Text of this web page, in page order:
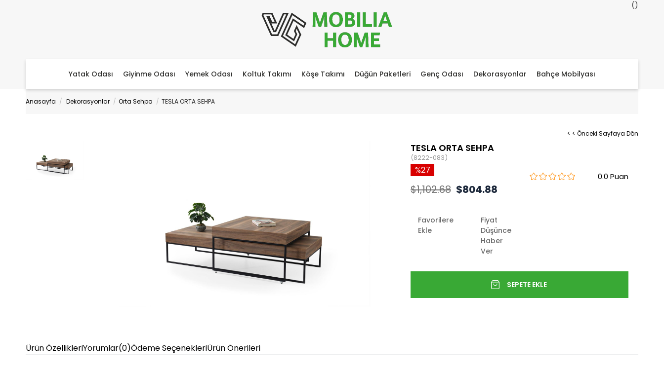
Yatak Odası Giyinme Odası Yemek Odası Koltuk Takımı Köşe Takımı Düğün Paketleri Genç Odası Dekorasyonlar Bahçe Mobilyası
Anasayfa Dekorasyonlar Orta Sehpa TESLA ORTA SEHPA
< < Önceki Sayfaya Dön
TESLA ORTA SEHPA
(8222-083)
0.0
27
$1,102.68 $804.88
Favorilere
Ekle
Fiyat
Düşünce
Haber
Ver
Ürün ÖzellikleriYorumlar(0)Ödeme SeçenekleriÜrün Önerileri